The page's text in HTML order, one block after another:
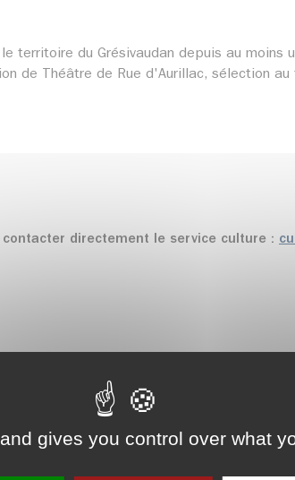
gives you control over what
territoire du Grésivaudan depuis au moins
de Théâtre de Rue d'Aurillac, sélection
directement le service culture :